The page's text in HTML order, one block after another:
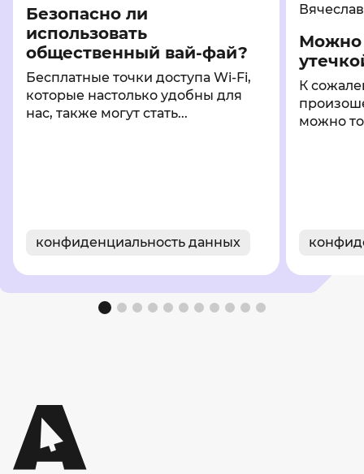
Безопасно ли
использовать
общественный вай-фай?
Бесплатные точки доступа Wi-Fi,
которые настолько удобны для
нас, также могут стать...
конфиденциальность данных
Можно
К
можно